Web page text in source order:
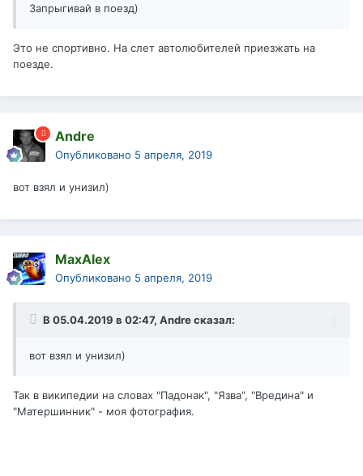
Запрыгивай в поезд)
Это не спортивно. На слет автолюбителей приезжать на
поезде.
Andre
Опубликовано 5 апреля, 2019
вот взял и унизил)
MaxAlex
Опубликовано 5 апреля, 2019
В 05.04.2019 в 02:47, Andreсказал:
вот взял и унизил)
Так в википедии на словах "Падонак", "Язва", "Вредина" и
"Матершинник" - моя фотография.